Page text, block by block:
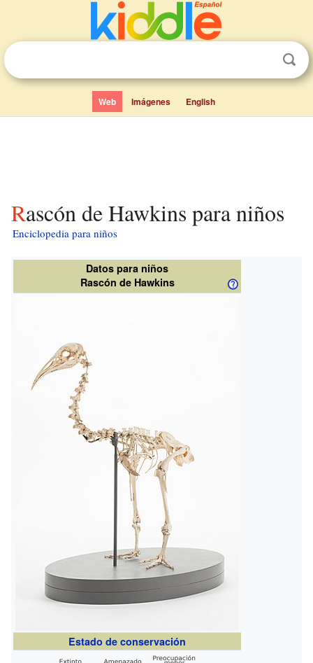
Web Imágenes English
Rascón de Hawkins para niños
Enciclopedia para niños
Datos para niños
Rascón de Hawkins
Estado de conservación